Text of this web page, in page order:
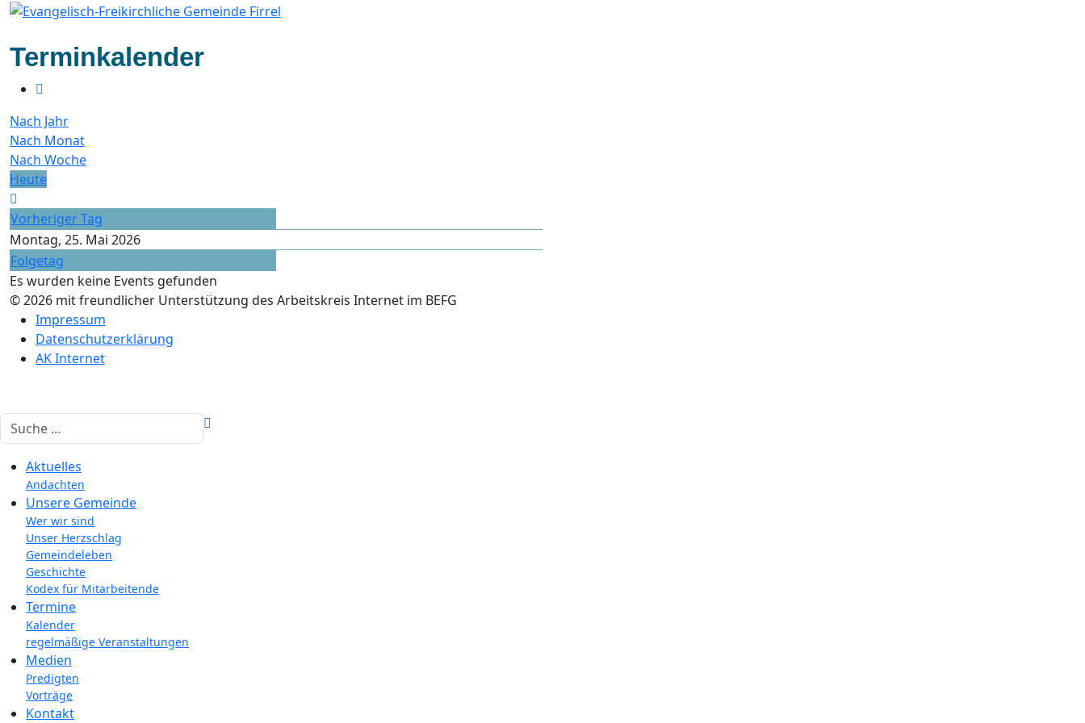
Terminkalender
Nach Jahr
Nach Monat
Nach Woche
Heute
Vorheriger Tag
Montag, 25. Mai 2026
Folgetag
Es wurden keine Events gefunden
© 2026 mit freundlicher Unterstützung des Arbeitskreis Internet im BEFG
Impressum
Datenschutzerklärung
AK Internet
Suchen
Aktuelles
Andachten
Unsere Gemeinde
Wer wir sind
Unser Herzschlag
Gemeindeleben
Geschichte
Kodex für Mitarbeitende
Termine
Kalender
regelmäßige Veranstaltungen
Medien
Predigten
Vorträge
Kontakt